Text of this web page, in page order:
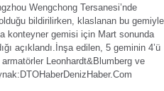
Wengchong Tersanesi’nde
bildirilirken, klaslanan bu gemiyle
konteyner gemisi için Mart sonunda
açıklandı. İnşa edilen, 5 geminin 4’ü
armatörler Leonhardt&Blumberg ve
DenizHaber.Com